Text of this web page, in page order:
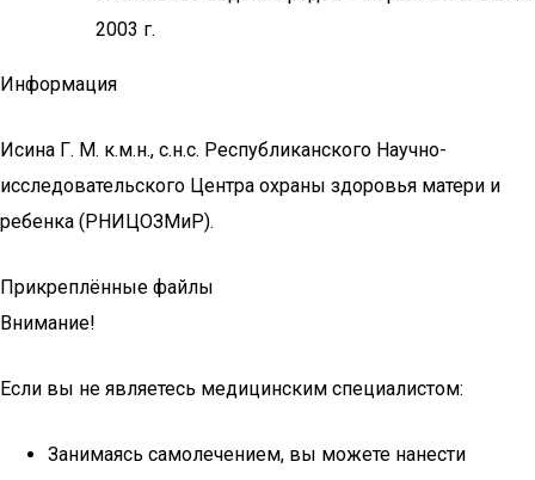
2003 г.
Информация
Исина Г. М. к.м.н., с.н.с. Республиканского Научно-
исследовательского Центра охраны здоровья матери и
ребенка (РНИЦОЗМиР).
Прикреплённые файлы
Внимание!
Если вы не являетесь медицинским специалистом:
Занимаясь самолечением, вы можете нанести